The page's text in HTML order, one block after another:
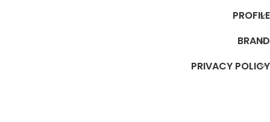
PROFILE
BRAND
PRIVACY POLICY